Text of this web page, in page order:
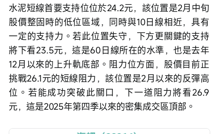
水泥短線首要支持位位於24.2元，該位置是2月中旬
股價整固時的低位區域，同時與10日線相近，具有
一定的支持力。若此位置失守，下方更關鍵的支持
將下看23.5元，這是60日線所在的水準，也是去年
12月以來的上升軌底部。阻力位方面，股價目前正
挑戰26.1元的短線阻力，該位置是2月以來的反彈高
位。若能成功突破此關口，下一道阻力將看26.9
元，這是2025年第四季以來的密集成交區頂部。